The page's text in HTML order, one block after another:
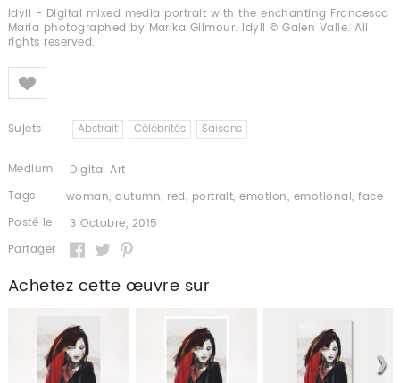
Idyll - Digital mixed media portrait with the enchanting Francesca
Maria photographed by Marika Gilmour. Idyll © Galen Valle. All
rights reserved.
Like
Sujets Abstrait Célébrités Saisons
Medium
Digital Art
Tags
woman,autumn, red, portrait,emotion, emotional,face
Posté le
3 Octobre, 2015
Partager
Achetez cette œuvre sur